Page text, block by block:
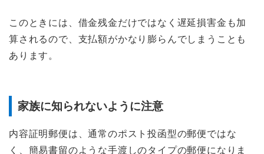
このときには、借金残金だけではなく遅延損害金も加
算されるので、支払額がかなり膨らんでしまうことも
あります。
家族に知られないように注意
内容証明郵便は、通常のポスト投函型の郵便ではな
く、簡易書留のような手渡しのタイプの郵便になりま